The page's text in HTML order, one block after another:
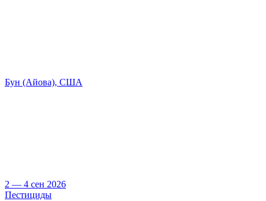
Бун (Айова), США
2 — 4 сен 2026
Пестициды